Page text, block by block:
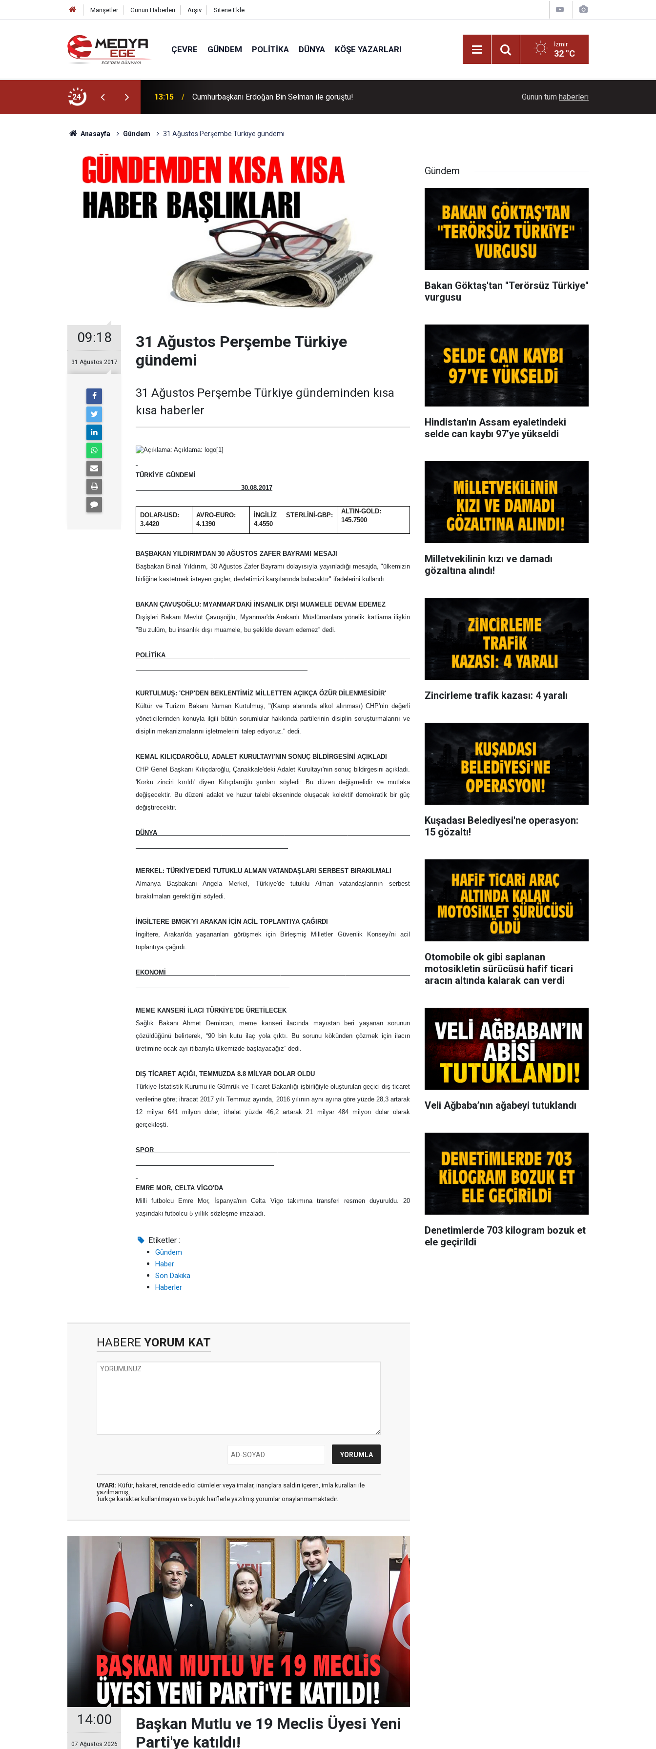
Manşetler Günün Haberleri Arşiv Sitene Ekle
ÇEVRE GÜNDEM POLITIKA DÜNYA KÖŞE YAZARLARI İzmir
32 °C
24
Parti'ye katıldı! 13:15 Cumhurbaşkanı Erdoğan Bin Selman ile görüştü! Başkan İlkay Çiçek kesin ihraç talebiyle
Günün tüm haberleri
Anasayfa Gündem 31 Ağustos Perşembe Türkiye gündemi
09:18
31 Ağustos 2017
31 Ağustos Perşembe Türkiye
gündemi
31 Ağustos Perşembe Türkiye gündeminden kısa
kısa haberler
TÜRKİYE GÜNDEMİ
30.08.2017
DOLAR-USD:
3.4420
AVRO-EURO:
4.1390
İNGİLİZ STERLİNİ-GBP:
4.4550
ALTIN-GOLD:
145.7500
BAŞBAKAN YILDIRIM'DAN 30 AĞUSTOS ZAFER BAYRAMI MESAJI
Başbakan Binali Yıldırım, 30 Ağustos Zafer Bayramı dolayısıyla yayınladığı mesajda, "ülkemizin
birliğine kastetmek isteyen güçler, devletimizi karşılarında bulacaktır" ifadelerini kullandı.
BAKAN ÇAVUŞOĞLU: MYANMAR'DAKİ İNSANLIK DIŞI MUAMELE DEVAM EDEMEZ
Dışişleri Bakanı Mevlüt Çavuşoğlu, Myanmar'da Arakanlı Müslümanlara yönelik katliama ilişkin
"Bu zulüm, bu insanlık dışı muamele, bu şekilde devam edemez'' dedi.
POLİTİKA
KURTULMUŞ: 'CHP'DEN BEKLENTİMİZ MİLLETTEN AÇIKÇA ÖZÜR DİLENMESİDİR'
Kültür ve Turizm Bakanı Numan Kurtulmuş, "(Kamp alanında alkol alınması) CHP'nin değerli
yöneticilerinden konuyla ilgili bütün sorumlular hakkında partilerinin disiplin soruşturmalarını ve
disiplin mekanizmalarını işletmelerini talep ediyoruz." dedi.
KEMAL KILIÇDAROĞLU, ADALET KURULTAYI'NIN SONUÇ BİLDİRGESİNİ AÇIKLADI
CHP Genel Başkanı Kılıçdaroğlu, Çanakkale'deki Adalet Kurultayı'nın sonuç bildirgesini açıkladı.
'Korku zinciri kırıldı' diyen Kılıçdaroğlu şunları söyledi: Bu düzen değişmelidir ve mutlaka
değişecektir. Bu düzeni adalet ve huzur talebi ekseninde oluşacak kolektif demokratik bir güç
değiştirecektir.
DÜNYA
MERKEL: TÜRKİYE'DEKİ TUTUKLU ALMAN VATANDAŞLARI SERBEST BIRAKILMALI
Almanya Başbakanı Angela Merkel, Türkiye'de tutuklu Alman vatandaşlarının serbest
bırakılmaları gerektiğini söyledi.
İNGİLTERE BMGK'YI ARAKAN İÇİN ACİL TOPLANTIYA ÇAĞIRDI
İngiltere, Arakan'da yaşananları görüşmek için Birleşmiş Milletler Güvenlik Konseyi'ni acil
toplantıya çağırdı.
EKONOMİ
MEME KANSERİ İLACI TÜRKİYE'DE ÜRETİLECEK
Sağlık Bakanı Ahmet Demircan, meme kanseri ilacında mayıstan beri yaşanan sorunun
çözüldüğünü belirterek, “90 bin kutu ilaç yola çıktı. Bu sorunu kökünden çözmek için ilacın
üretimine ocak ayı itibarıyla ülkemizde başlayacağız” dedi.
DIŞ TİCARET AÇIĞI, TEMMUZDA 8.8 MİLYAR DOLAR OLDU
Türkiye İstatistik Kurumu ile Gümrük ve Ticaret Bakanlığı işbirliğiyle oluşturulan geçici dış ticaret
verilerine göre; ihracat 2017 yılı Temmuz ayında, 2016 yılının aynı ayına göre yüzde 28,3 artarak
12 milyar 641 milyon dolar, ithalat yüzde 46,2 artarak 21 milyar 484 milyon dolar olarak
gerçekleşti.
SPOR
EMRE MOR, CELTA VİGO'DA
Milli futbolcu Emre Mor, İspanya'nın Celta Vigo takımına transferi resmen duyuruldu. 20
yaşındaki futbolcu 5 yıllık sözleşme imzaladı.
Etiketler :
Gündem
Haber
Son Dakika
Haberler
HABERE YORUM KAT
UYARI: Küfür, hakaret, rencide edici cümleler veya imalar, inançlara saldırı içeren, imla kuralları ile
yazılmamış,
Türkçe karakter kullanılmayan ve büyük harflerle yazılmış yorumlar onaylanmamaktadır.
14:00
07 Ağustos 2026
Başkan Mutlu ve 19 Meclis Üyesi Yeni
Parti'ye katıldı!
Gündem
Bakan Göktaş'tan ''Terörsüz Türkiye''
vurgusu
Hindistan'ın Assam eyaletindeki
selde can kaybı 97’ye yükseldi
Milletvekilinin kızı ve damadı
gözaltına alındı!
Zincirleme trafik kazası: 4 yaralı
Kuşadası Belediyesi'ne operasyon:
15 gözaltı!
Otomobile ok gibi saplanan
motosikletin sürücüsü hafif ticari
aracın altında kalarak can verdi
Veli Ağbaba’nın ağabeyi tutuklandı
Denetimlerde 703 kilogram bozuk et
ele geçirildi